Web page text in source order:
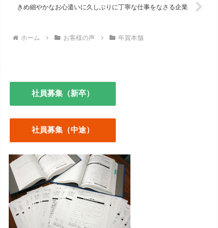
きめ細やかなお心遣いに久しぶりに丁寧な仕事をなさる企業
ホーム お客様の声 年賀本舗
社員募集（新卒）
社員募集（中途）